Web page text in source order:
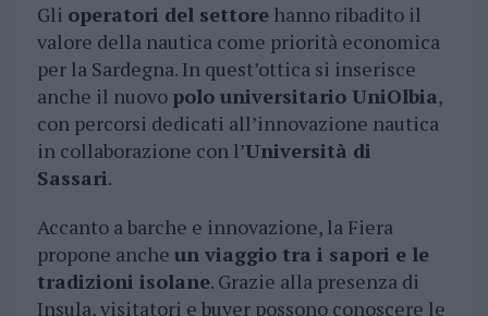
Gli operatori del settorehanno ribadito il
valore della nautica come priorità economica
per la Sardegna. In quest’ottica si inserisce
anche il nuovo polo universitario UniOlbia,
con percorsi dedicati all’innovazione nautica
in collaborazione con l’Università di
Sassari.
Accanto a barche e innovazione, la Fiera
propone anche un viaggio tra i sapori e le
tradizioni isolane. Grazie alla presenza di
Insula, visitatori e buyer possono conoscere le